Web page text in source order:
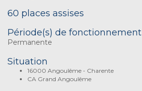
60 places assises
Période(s) de fonctionnement
Permanente
Situation
16000 Angoulême - Charente
CA Grand Angoulême